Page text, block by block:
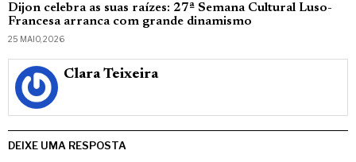
Dijon celebra as suas raízes: 27ª Semana Cultural Luso-
Francesa arranca com grande dinamismo
25 MAIO, 2026
Clara Teixeira
DEIXE UMA RESPOSTA